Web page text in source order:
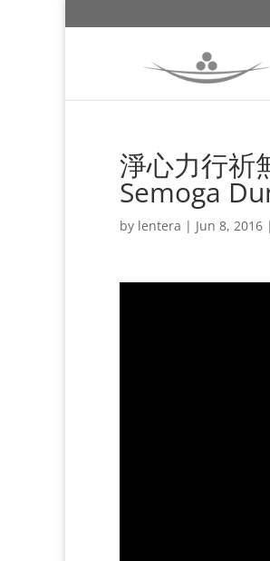
淨心力行祈
Semoga
by lentera | Jun 8, 2016 |